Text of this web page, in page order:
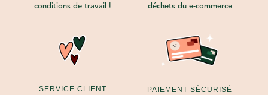
conditions de travail !
déchets du e-commerce
SERVICE CLIENT PAIEMENT SÉCURISÉ